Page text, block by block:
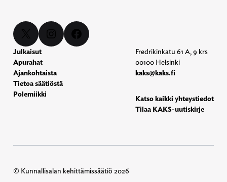
X Instagram Facebook
Julkaisut
Apurahat
Ajankohtaista
Tietoa säätiöstä
Polemiikki
Fredrikinkatu 61 A, 9 krs
00100 Helsinki
kaks@kaks.fi
Katso kaikki yhteystiedot
Tilaa KAKS-uutiskirje
© Kunnallisalan kehittämissäätiö 2026